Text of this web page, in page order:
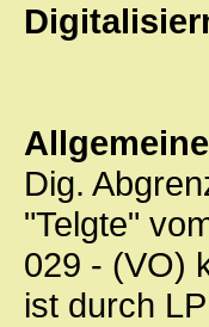
Dig.
"Telgte"
029 - (VO)
ist durch